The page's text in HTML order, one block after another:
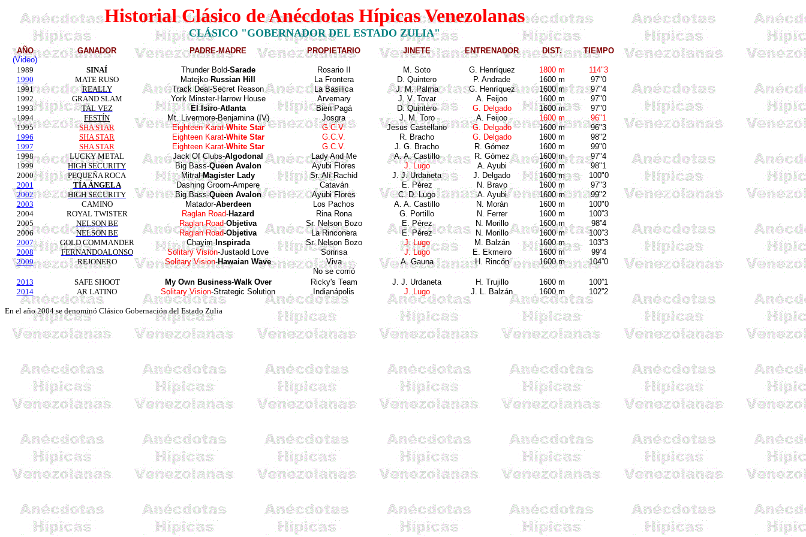
Historial Clásico de Anécdotas Hípicas Venezolanas
CLÁSICO "GOBERNADOR DEL ESTADO ZULIA"
AÑO
(Video)
GANADOR PADRE-MADRE PROPIETARIO JINETE ENTRENADOR DIST. TIEMPO
1989 SINAÍ Thunder Bold-Sarade Rosario II M. Soto G. Henríquez 1800 m
114"3
1990
MATE RUSO Matejko-Russian Hill La Frontera D. Quintero P. Andrade 1600 m
97"0
1991
REALLY Track Deal-Secret Reason La Basílica J. M. Palma G. Henríquez 1600 m
97"4
1992
GRAND SLAM YorkMinster-Harrow House Arvemary J. V. Tovar A. Feijoo 1600 m
97"0
1993
TAL VEZ ElIsiro-Atlanta BienPagá D. Quintero G. Delgado 1600 m
97"0
1994
FESTÍN Mt. Livermore-Benjamina(IV) Josgra J. M. Toro A. Feijoo 1600 m
96"1
1995
SHA STAR Eighteen Karat-White Star G.C.V. Jesus Castellano G. Delgado 1600 m
96"3
1996
SHA STAR Eighteen Karat-White Star G.C.V. R. Bracho G. Delgado 1600 m
98"2
1997
SHA STAR Eighteen Karat-White Star G.C.V. J. G. Bracho R. Gómez 1600 m
99"0
1998
LUCKY METAL Jack Of Clubs-Algodonal Lady And Me A. A. Castillo R. Gómez 1600 m
97"4
1999
HIGH SECURITY Big Bass-Queen Avalon AyubiFlores J. Lugo A. Ayubi 1600 m
98"1
2000
PEQUEÑA ROCA Mitral-Magister Lady Sr. AlíRachid J. J.Urdaneta J. Delgado 1600 m
100"0
2001
TÍA ÁNGELA Dashing Groom-Ampere Cataván E. Pérez N. Bravo 1600 m
97"3
2002
HIGH SECURITY Big Bass-Queen Avalon AyubiFlores C. D. Lugo A. Ayubi 1600 m
99"2
2003
CAMINO Matador-Aberdeen Los Pachos A. A. Castillo N. Morán 1600 m
100"0
2004
ROYAL TWISTER Raglan Road-Hazard RinaRona G. Portillo N. Ferrer 1600 m
100”3
2005
NELSON BE Raglan Road-Objetiva Sr. Nelson Bozo E. Pérez N. Morillo 1600 m
98”4
2006
NELSON BE Raglan Road-Objetiva LaRinconera E. Pérez N. Morillo 1600 m
100”3
2007
GOLD COMMANDER Chayim-Inspirada Sr. Nelson Bozo J. Lugo M. Balzán 1600 m
103”3
2008
FERNANDOALONSO Solitary Vision-Justaold Love Sonrisa J. Lugo E. Ekmeiro 1600 m
99”4
2009
REJONERO Solitary Vision-Hawaian Wave Viva A.Gauna H. Rincón 1600 m
104”0
No secorrió
2013
SAFE SHOOT My Own Business-Walk Over Ricky's Team J. J. Urdaneta H. Trujillo 1600 m
100”1
2014
AR LATINO Solitary Vision-Strategic Solution Indianápolis J. Lugo J. L. Balzán 1600 m 102”2
En el año 2004 se denominó Clásico Gobernación del Estado Zulia